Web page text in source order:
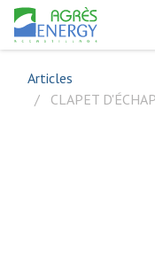
Articles
CLAPET